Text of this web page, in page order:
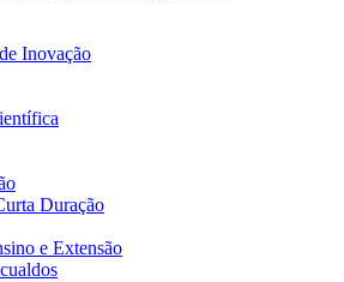
Inovação
Duração
e Extensão